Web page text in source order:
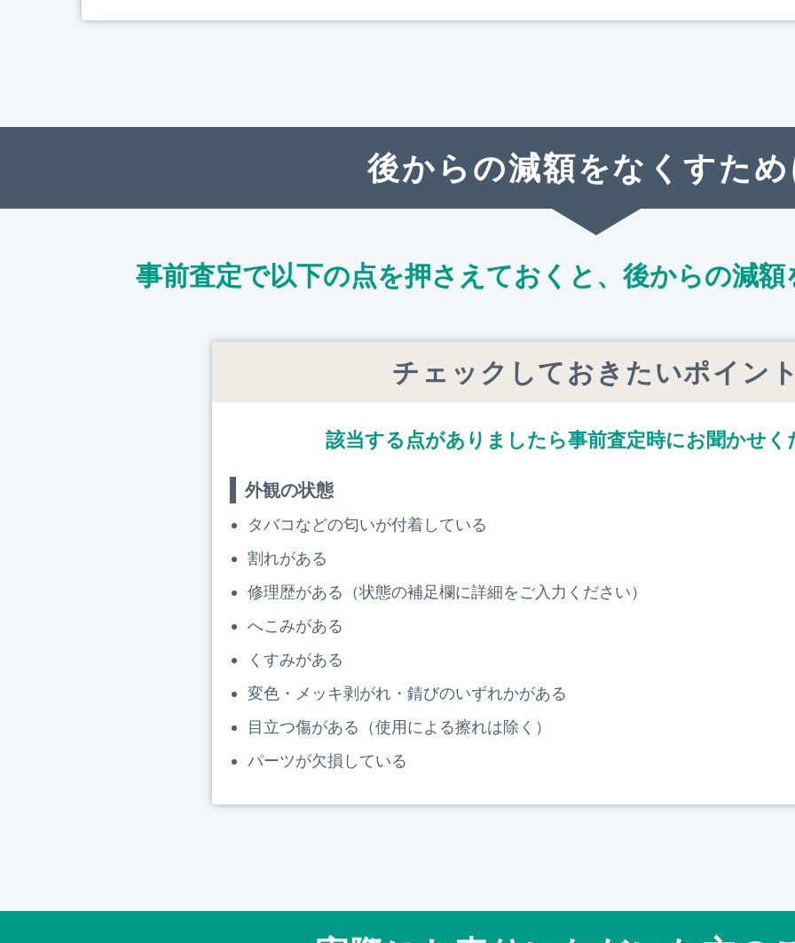
後からの減額をなくすた
事前査定で以下の点を押さえておくと、後からの減
チェックしておきたいポイン
該当する点がありましたら事前査定時にお聞かせく
外観の状態
タバコなどの匂いが付着している
割れがある
修理歴がある（状態の補足欄に詳細をご入力ください）
へこみがある
くすみがある
変色・メッキ剥がれ・錆びのいずれかがある
目立つ傷がある（使用による擦れは除く）
パーツが欠損している